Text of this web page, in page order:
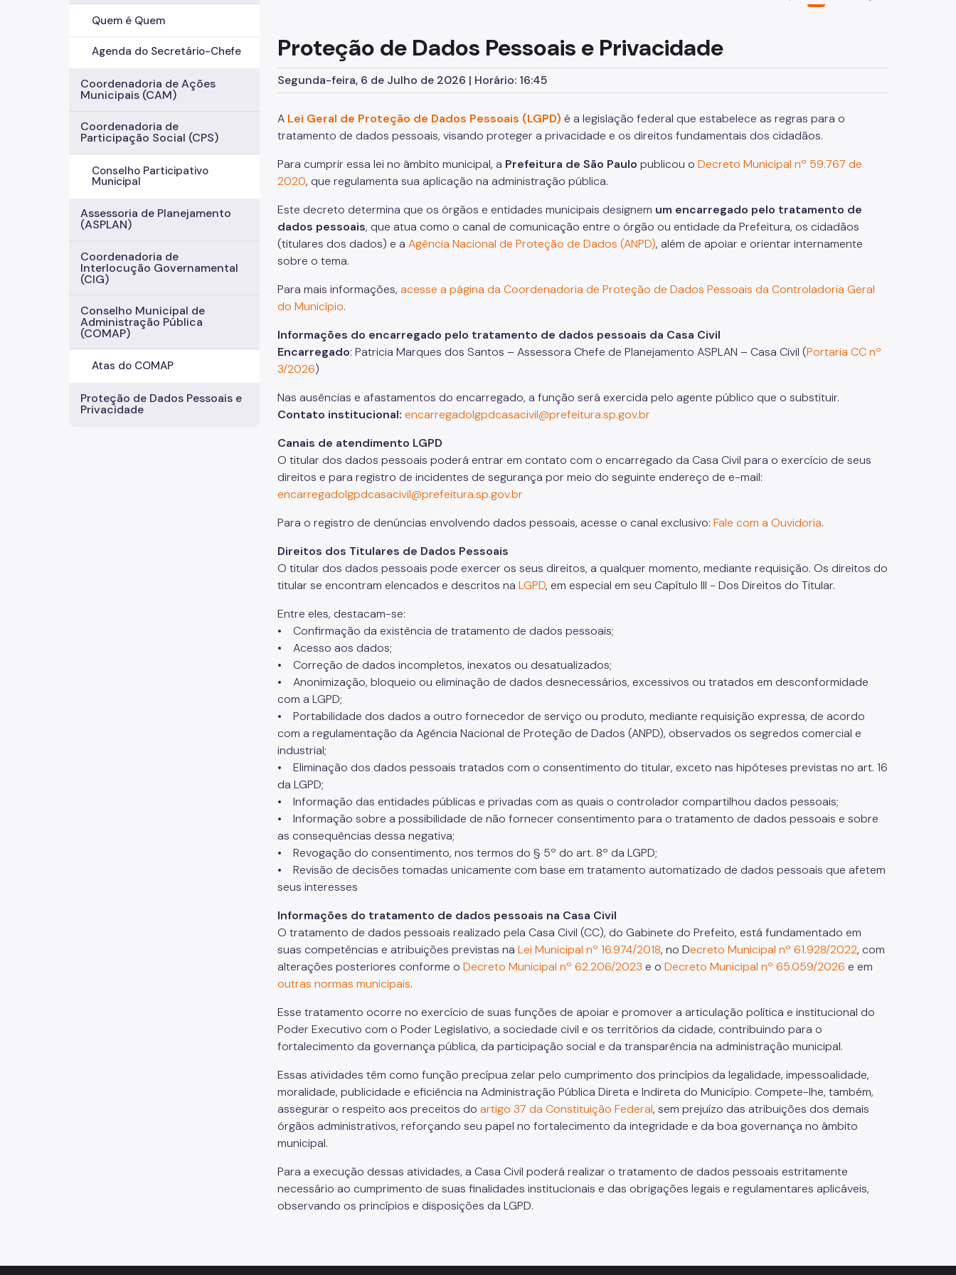
Quem é Quem
Agenda do Secretário-Chefe
Coordenadoria de Ações
Municipais (CAM)
Coordenadoria de
Participação Social (CPS)
Conselho Participativo
Municipal
Assessoria de Planejamento
(ASPLAN)
Coordenadoria de
Interlocução Governamental
(CIG)
Conselho Municipal de
Administração Pública
(COMAP)
Atas do COMAP
Proteção de Dados Pessoais e
Privacidade
Proteção de Dados Pessoais e Privacidade
Segunda-feira, 6 de Julho de 2026 | Horário: 16:45
A Lei Geral de Proteção de Dados Pessoais (LGPD) é a legislação federal que estabelece as regras para o
tratamento de dados pessoais, visando proteger a privacidade e os direitos fundamentais dos cidadãos.
Para cumprir essa lei no âmbito municipal, a Prefeitura de São Paulo publicou o Decreto Municipal nº 59.767 de
2020, que regulamenta sua aplicação na administração pública.
Este decreto determina que os órgãos e entidades municipais designem um encarregado pelo tratamento de
dados pessoais, que atua como o canal de comunicação entre o órgão ou entidade da Prefeitura, os cidadãos
(titulares dos dados) e a Agência Nacional de Proteção de Dados (ANPD), além de apoiar e orientar internamente
sobre o tema.
Para mais informações, acesse a página da Coordenadoria de Proteção de Dados Pessoais da Controladoria Geral
do Município.
Informações do encarregado pelo tratamento de dados pessoais da Casa Civil
Encarregado: Patricia Marques dos Santos – Assessora Chefe de Planejamento ASPLAN – Casa Civil (Portaria CC nº
3/2026)
Nas ausências e afastamentos do encarregado, a função será exercida pelo agente público que o substituir.
Contato institucional: encarregadolgpdcasacivil@prefeitura.sp.gov.br
Canais de atendimento LGPD
O titular dos dados pessoais poderá entrar em contato com o encarregado da Casa Civil para o exercício de seus
direitos e para registro de incidentes de segurança por meio do seguinte endereço de e-mail:
encarregadolgpdcasacivil@prefeitura.sp.gov.br
Para o registro de denúncias envolvendo dados pessoais, acesse o canal exclusivo: Fale com a Ouvidoria.
Direitos dos Titulares de Dados Pessoais
O titular dos dados pessoais pode exercer os seus direitos, a qualquer momento, mediante requisição. Os direitos do
titular se encontram elencados e descritos na LGPD, em especial em seu Capítulo III - Dos Direitos do Titular.
Entre eles, destacam-se:
• Confirmação da existência de tratamento de dados pessoais;
• Acesso aos dados;
• Correção de dados incompletos, inexatos ou desatualizados;
• Anonimização, bloqueio ou eliminação de dados desnecessários, excessivos ou tratados em desconformidade
com a LGPD;
• Portabilidade dos dados a outro fornecedor de serviço ou produto, mediante requisição expressa, de acordo
com a regulamentação da Agência Nacional de Proteção de Dados (ANPD), observados os segredos comercial e
industrial;
• Eliminação dos dados pessoais tratados com o consentimento do titular, exceto nas hipóteses previstas no art. 16
da LGPD;
• Informação das entidades públicas e privadas com as quais o controlador compartilhou dados pessoais;
• Informação sobre a possibilidade de não fornecer consentimento para o tratamento de dados pessoais e sobre
as consequências dessa negativa;
• Revogação do consentimento, nos termos do § 5º do art. 8º da LGPD;
• Revisão de decisões tomadas unicamente com base em tratamento automatizado de dados pessoais que afetem
seus interesses
Informações do tratamento de dados pessoais na Casa Civil
O tratamento de dados pessoais realizado pela Casa Civil (CC), do Gabinete do Prefeito, está fundamentado em
suas competências e atribuições previstas na Lei Municipal nº 16.974/2018, no Decreto Municipal nº 61.928/2022, com
alterações posteriores conforme o Decreto Municipal nº 62.206/2023 e o Decreto Municipal nº 65.059/2026 e em
outras normas municipais.
Esse tratamento ocorre no exercício de suas funções de apoiar e promover a articulação política e institucional do
Poder Executivo com o Poder Legislativo, a sociedade civil e os territórios da cidade, contribuindo para o
fortalecimento da governança pública, da participação social e da transparência na administração municipal.
Essas atividades têm como função precípua zelar pelo cumprimento dos princípios da legalidade, impessoalidade,
moralidade, publicidade e eficiência na Administração Pública Direta e Indireta do Município. Compete-lhe, também,
assegurar o respeito aos preceitos do artigo 37 da Constituição Federal, sem prejuízo das atribuições dos demais
órgãos administrativos, reforçando seu papel no fortalecimento da integridade e da boa governança no âmbito
municipal.
Para a execução dessas atividades, a Casa Civil poderá realizar o tratamento de dados pessoais estritamente
necessário ao cumprimento de suas finalidades institucionais e das obrigações legais e regulamentares aplicáveis,
observando os princípios e disposições da LGPD.